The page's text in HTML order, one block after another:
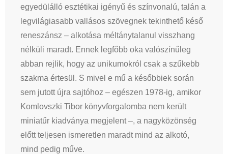
egyedülálló esztétikai igényű és színvonalú, talán a
legvilágiasabb vallásos szövegnek tekinthető késő
reneszánsz – alkotása méltánytalanul visszhang
nélküli maradt. Ennek legfőbb oka valószínűleg
abban rejlik, hogy az unikumokról csak a szűkebb
szakma értesül. S mivel e mű a későbbiek során
sem jutott újra sajtóhoz – egészen 1978-ig, amikor
Komlovszki Tibor könyvforgalomba nem került
miniatűr kiadványa megjelent –, a nagyközönség
előtt teljesen ismeretlen maradt mind az alkotó,
mind pedig műve.